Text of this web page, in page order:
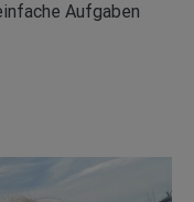
Aufgaben